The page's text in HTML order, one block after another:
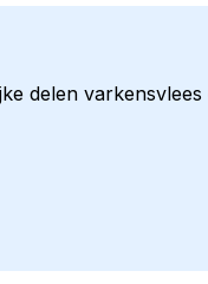
delen varkensvlees